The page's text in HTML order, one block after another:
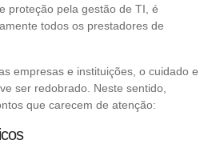
proteção pela gestão de TI, é
todos os prestadores de
empresas e instituições, o cuidado e
ser redobrado. Neste sentido,
que carecem de atenção: